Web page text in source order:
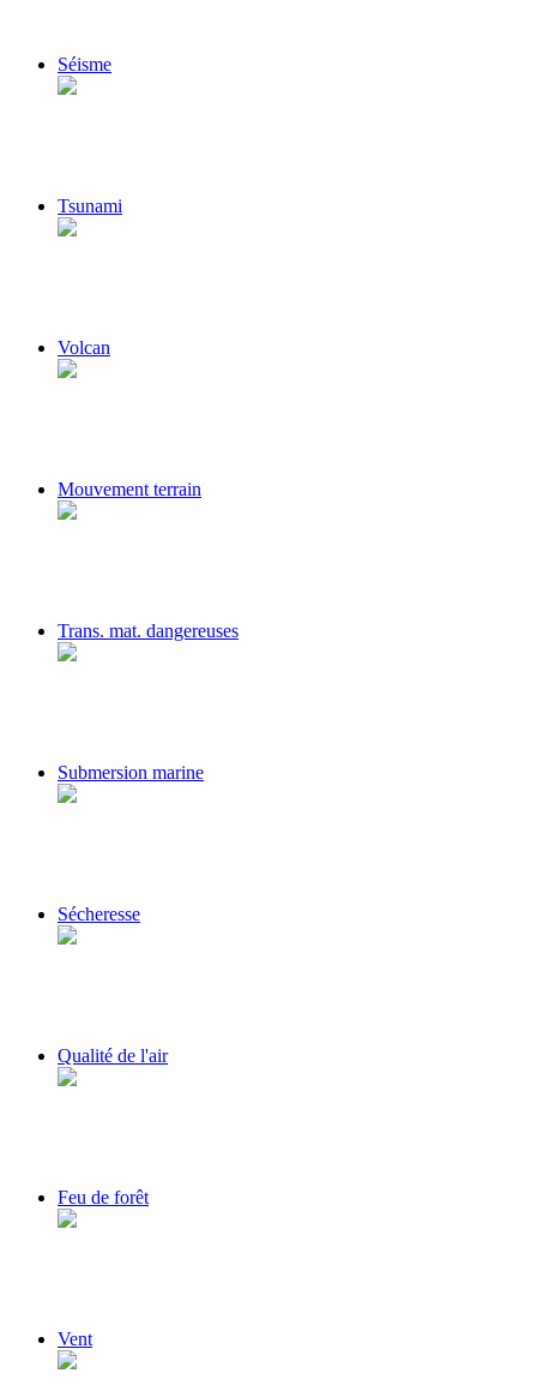
Séisme
Tsunami
Volcan
Mouvement terrain
Trans. mat. dangereuses
Submersion marine
Sécheresse
Qualité de l'air
Feu de forêt
Vent